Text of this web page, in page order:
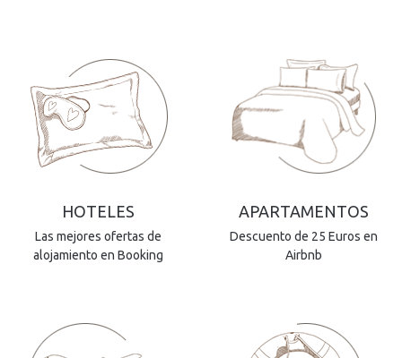
HOTELES
Las mejores ofertas de
alojamiento en Booking
APARTAMENTOS
Descuento de 25 Euros en
Airbnb